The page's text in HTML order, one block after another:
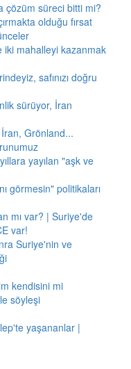
çözüm süreci bitti mi?
olduğu fırsat
iki mahalleyi kazanmak
safınızı doğru
sürüyor, İran
Grönland...
yayılan "aşk ve
görmesin" politikaları
mı var? | Suriye'de
var!
Suriye'nin ve
kendisini mi
söyleşi
yaşananlar |